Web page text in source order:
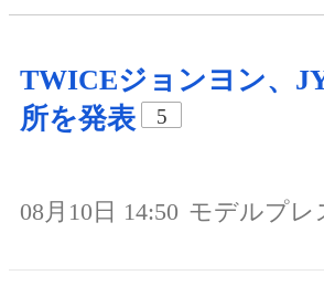
TWICEジョンヨン、
所を発表
5
08月10日 14:50 モデルプレ